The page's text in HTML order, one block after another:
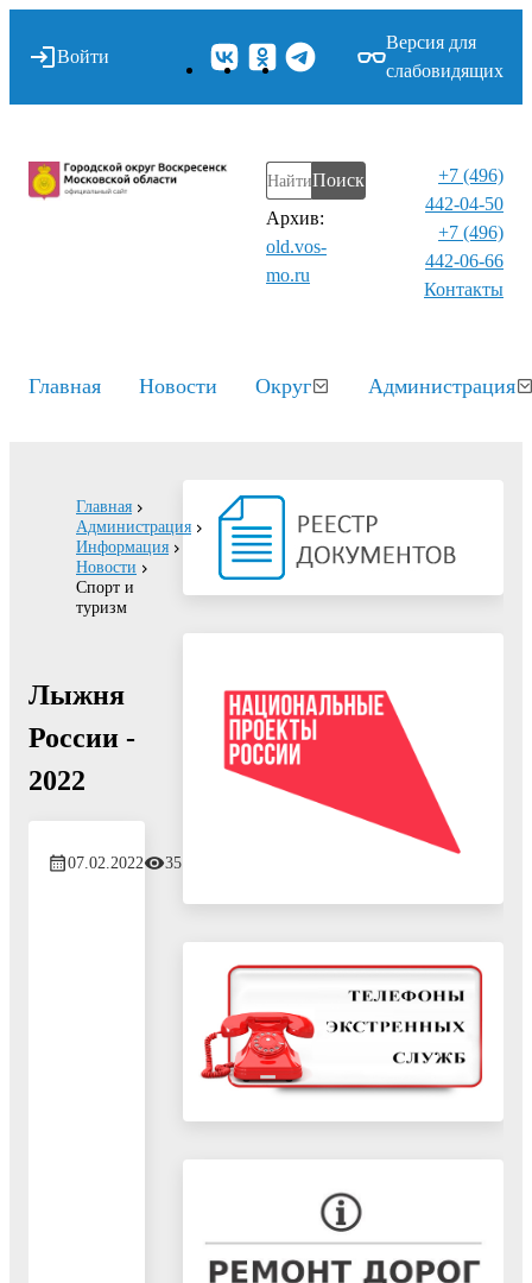
Войти
Версия для
слабовидящих
Поиск
Архив:
old.vos-
mo.ru
+7 (496)
442-04-50
+7 (496)
442-06-66
Контакты⁠
Главная Новости Округ Администрация
Главная
Администрация
Информация
Новости
Спорт и
туризм
Лыжня
России -
2022
07.02.2022 351